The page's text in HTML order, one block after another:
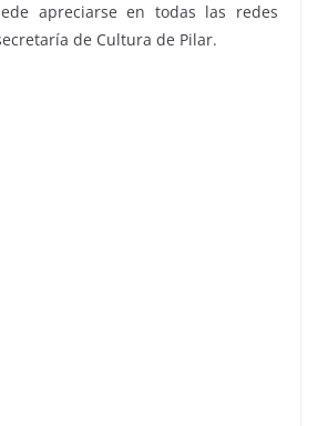
apreciarse en todas las redes
de Cultura de Pilar.